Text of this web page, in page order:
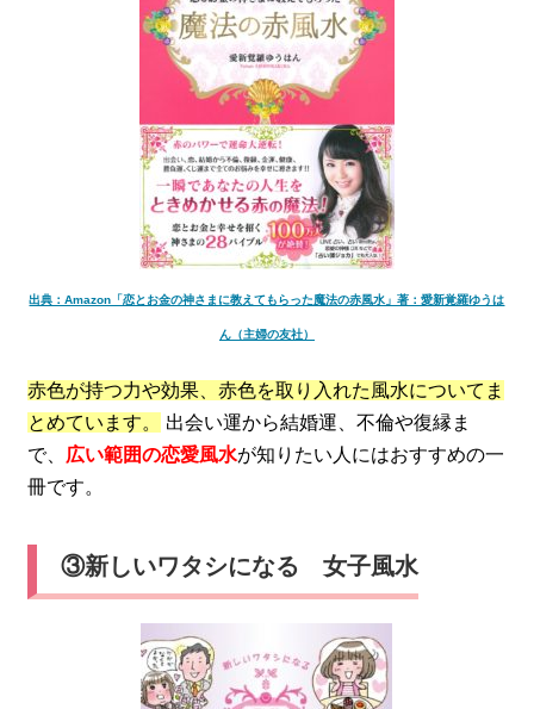
出典：Amazon「恋とお金の神さまに教えてもらった魔法の赤風水」著：愛新覚羅ゆうは
ん（主婦の友社）
赤色が持つ力や効果、赤色を取り入れた風水についてま
とめています。
出会い運から結婚運、不倫や復縁ま
で、 広い範囲の恋愛風水が知りたい人にはおすすめの一
冊です。
③新しいワタシになる 女子風水